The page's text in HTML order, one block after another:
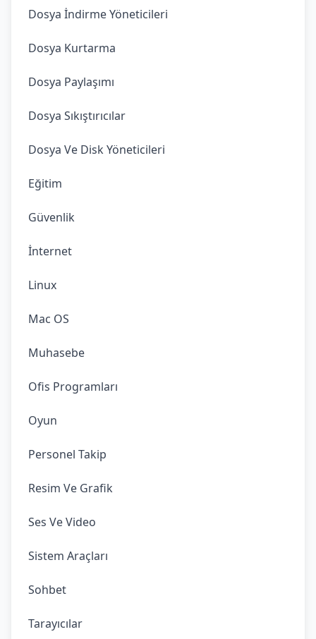
Dosya İndirme Yöneticileri
Dosya Kurtarma
Dosya Paylaşımı
Dosya Sıkıştırıcılar
Dosya Ve Disk Yöneticileri
Eğitim
Güvenlik
İnternet
Linux
Mac OS
Muhasebe
Ofis Programları
Oyun
Personel Takip
Resim Ve Grafik
Ses Ve Video
Sistem Araçları
Sohbet
Tarayıcılar